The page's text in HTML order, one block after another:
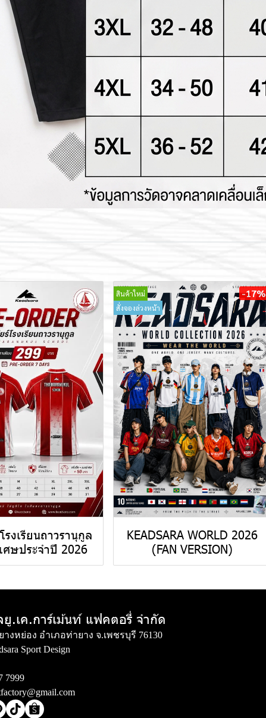
รงเรียนถาวรานุกูล
ษประจำปี 2026
สินค้าใหม่
สั่งจองล่วงหน้า
-17%
KEADSARA WORLD 2026
(FAN VERSION)
.เค.การ์เม้นท์ แฟคตอรี่ จำกัด
งหย่อง อำเภอท่ายาง จ.เพชรบุรี 76130
Sport Design
7999